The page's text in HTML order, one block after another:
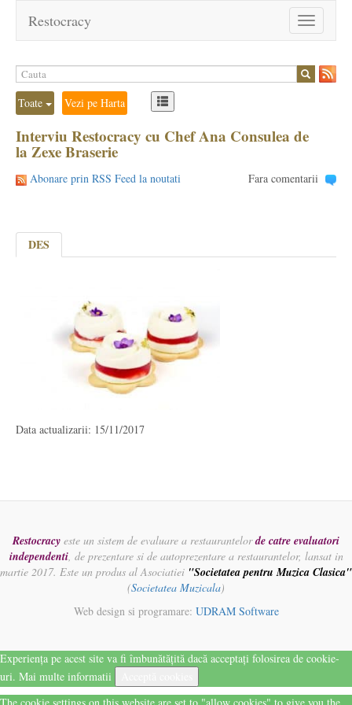
Toggle
navigation
Restocracy
Toate Vezi pe Harta
Interviu Restocracy cu Chef Ana Consulea de
la Zexe Braserie
Abonare prin RSS Feed la noutati Fara comentarii
DES
Data actualizarii: 15/11/2017
Restocracy este un sistem de evaluare a restaurantelorde catre evaluatori
independenti, de prezentare si de autoprezentare a restaurantelor, lansat in
martie 2017. Este un produs al Asociatiei "Societatea pentru Muzica Clasica"
(Societatea Muzicala)
Web design si programare: UDRAM Software
Experiența pe acest site va fi îmbunătățită dacă acceptați folosirea de cookie-
uri. Mai multe informatii
The cookie settings on this website are set to "allow cookies" to give you the